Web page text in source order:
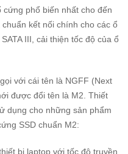
phổ biến nhất cho đến
kết nối chính cho các ổ
III, cải thiện tốc độ của ổ
với cái tên là NGFF (Next
được đổi tên là M2. Thiết
dụng cho những sản phẩm
SSD chuẩn M2:
bị laptop với tốc độ truyền